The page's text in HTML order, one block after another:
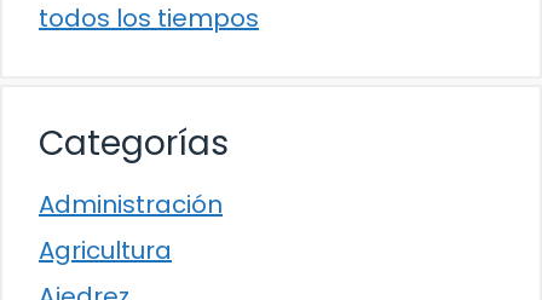
todos los tiempos
Categorías
Administración
Agricultura